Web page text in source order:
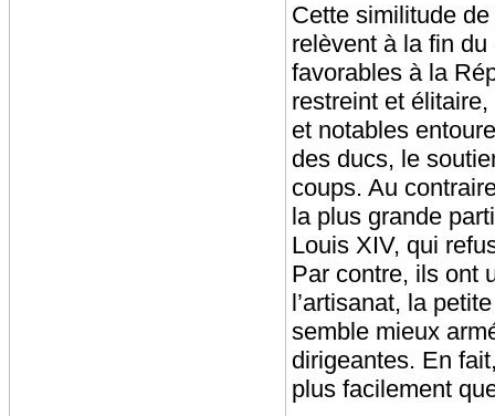
Cette similitude
relèvent à la fin
favorables à la
restreint et
et notables
des ducs, le
coups. Au
la plus grande
Louis XIV, qui
Par contre, ils ont
l’artisanat, la
semble mieux
dirigeantes. En
plus facilement